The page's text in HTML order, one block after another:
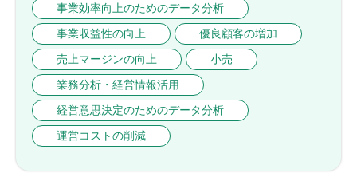
事業効率向上のためのデータ分析
事業収益性の向上
優良顧客の増加
売上マージンの向上
小売
業務分析・経営情報活用
経営意思決定のためのデータ分析
運営コストの削減